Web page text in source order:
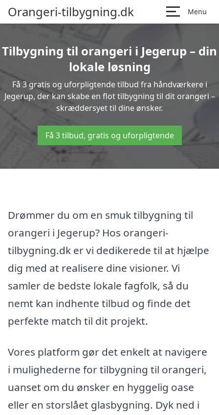
Orangeri-tilbygning.dk Menu
Tilbygning til orangeri i Jegerup – din
lokale løsning
Få 3 gratis og uforpligtende tilbud fra håndværkere i
Jegerup, der kan skabe en flot tilbygning til dit orangeri –
skræddersyet til dine ønsker.
Få 3 tilbud, gratis og uforpligtende
Drømmer du om en smuk tilbygning til
orangeri i Jegerup? Hos orangeri-
tilbygning.dk er vi dedikerede til at hjælpe
dig med at realisere dine visioner. Vi
samler de bedste lokale fagfolk, så du
nemt kan indhente tilbud og finde det
perfekte match til dit projekt.
Vores platform gør det enkelt at navigere
i mulighederne for tilbygning til orangeri,
uanset om du ønsker en hyggelig oase
eller en storslået glasbygning. Dyk ned i